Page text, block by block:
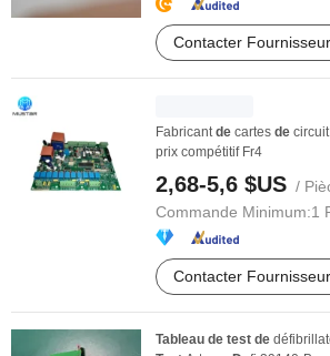
Contacter Fournisseur
Fabricantde cartes de
prix compétitif Fr4
2,68-5,6 $US /
Commande Minimum:1
Contacter Fournisseur
Tableau de test de